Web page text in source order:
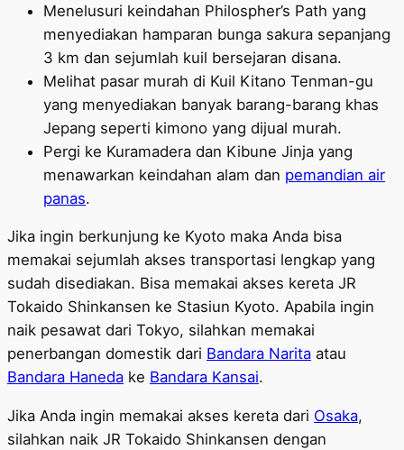
Menelusuri keindahan Philospher’s Path yang
menyediakan hamparan bunga sakura sepanjang
3 km dan sejumlah kuil bersejaran disana.
Melihat pasar murah di Kuil Kitano Tenman-gu
yang menyediakan banyak barang-barang khas
Jepang seperti kimono yang dijual murah.
Pergi ke Kuramadera dan Kibune Jinja yang
menawarkan keindahan alam dan pemandian air
panas.
Jika ingin berkunjung ke Kyoto maka Anda bisa
memakai sejumlah akses transportasi lengkap yang
sudah disediakan. Bisa memakai akses kereta JR
Tokaido Shinkansen ke Stasiun Kyoto. Apabila ingin
naik pesawat dari Tokyo, silahkan memakai
penerbangan domestik dari Bandara Narita atau
Bandara Haneda ke Bandara Kansai.
Jika Anda ingin memakai akses kereta dari Osaka,
silahkan naik JR Tokaido Shinkansen dengan